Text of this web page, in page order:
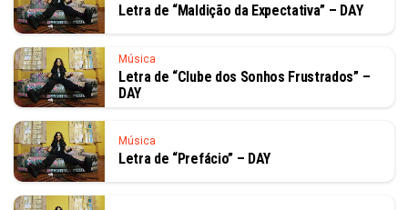
Letra de “Maldição da Expectativa” – DAY
Música
Letra de “Clube dos Sonhos Frustrados” –
DAY
Música
Letra de “Prefácio” – DAY